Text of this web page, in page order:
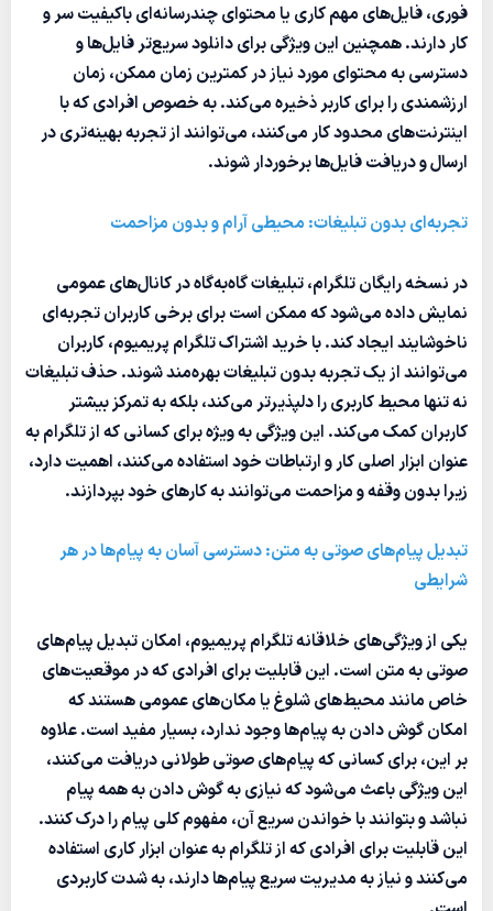
فوری، فایل‌های مهم کاری یا محتوای چندرسانه‌ای باکیفیت سر و
کار دارند. همچنین این ویژگی برای دانلود سریع‌تر فایل‌ها و
دسترسی به محتوای مورد نیاز در کمترین زمان ممکن، زمان
ارزشمندی را برای کاربر ذخیره می‌کند. به خصوص افرادی که با
اینترنت‌های محدود کار می‌کنند، می‌توانند از تجربه بهینه‌تری در
ارسال و دریافت فایل‌ها برخوردار شوند.
تجربه‌ای بدون تبلیغات: محیطی آرام و بدون مزاحمت
در نسخه رایگان تلگرام، تبلیغات گاه‌به‌گاه در کانال‌های عمومی
نمایش داده می‌شود که ممکن است برای برخی کاربران تجربه‌ای
ناخوشایند ایجاد کند. با خرید اشتراک تلگرام پریمیوم، کاربران
می‌توانند از یک تجربه بدون تبلیغات بهره‌مند شوند. حذف تبلیغات
نه تنها محیط کاربری را دلپذیرتر می‌کند، بلکه به تمرکز بیشتر
کاربران کمک می‌کند. این ویژگی به ویژه برای کسانی که از تلگرام به
عنوان ابزار اصلی کار و ارتباطات خود استفاده می‌کنند، اهمیت دارد،
زیرا بدون وقفه و مزاحمت می‌توانند به کارهای خود بپردازند.
تبدیل پیام‌های صوتی به متن: دسترسی آسان به پیام‌ها در هر
شرایطی
یکی از ویژگی‌های خلاقانه تلگرام پریمیوم، امکان تبدیل پیام‌های
صوتی به متن است. این قابلیت برای افرادی که در موقعیت‌های
خاص مانند محیط‌های شلوغ یا مکان‌های عمومی هستند که
امکان گوش دادن به پیام‌ها وجود ندارد، بسیار مفید است. علاوه
بر این، برای کسانی که پیام‌های صوتی طولانی دریافت می‌کنند،
این ویژگی باعث می‌شود که نیازی به گوش دادن به همه پیام
نباشد و بتوانند با خواندن سریع آن، مفهوم کلی پیام را درک کنند.
این قابلیت برای افرادی که از تلگرام به عنوان ابزار کاری استفاده
می‌کنند و نیاز به مدیریت سریع پیام‌ها دارند، به شدت کاربردی